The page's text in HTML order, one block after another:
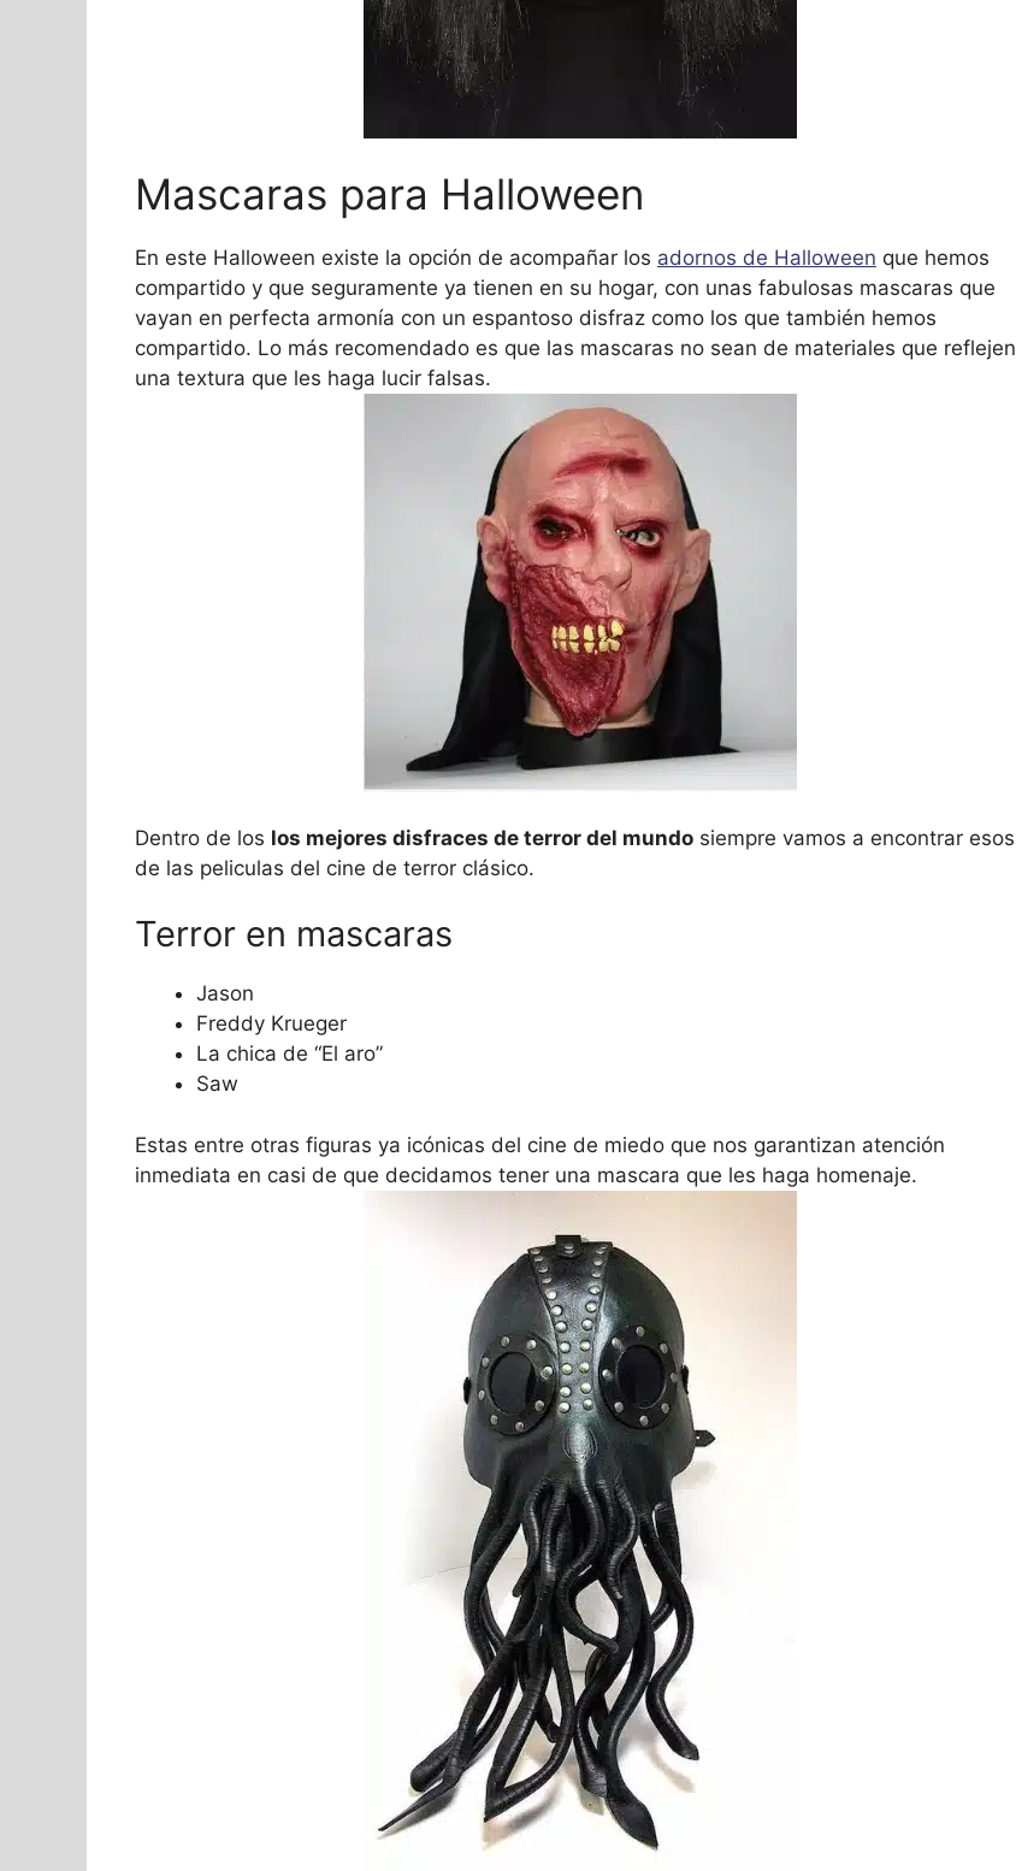
Mascaras para Halloween
En este Halloween existe la opción de acompañar los adornos de Halloween que hemos
compartido y que seguramente ya tienen en su hogar, con unas fabulosas mascaras que
vayan en perfecta armonía con un espantoso disfraz como los que también hemos
compartido. Lo más recomendado es que las mascaras no sean de materiales que reflejen
una textura que les haga lucir falsas.
Dentro de los los mejores disfraces de terror del mundo siempre vamos a encontrar esos
de las peliculas del cine de terror clásico.
Terror en mascaras
Jason
Freddy Krueger
La chica de “El aro”
Saw
Estas entre otras figuras ya icónicas del cine de miedo que nos garantizan atención
inmediata en casi de que decidamos tener una mascara que les haga homenaje.